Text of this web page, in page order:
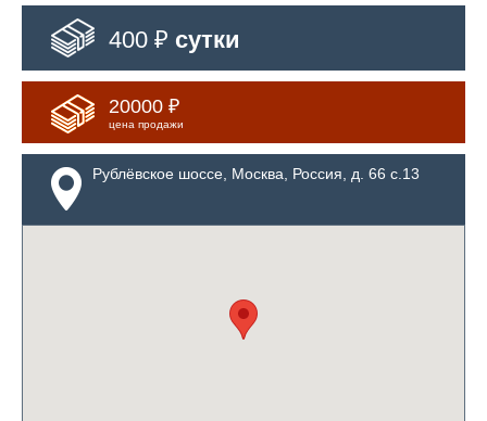
400 ₽ сутки
20000 ₽
цена продажи
Рублёвское шоссе, Москва, Россия, д. 66 с.13